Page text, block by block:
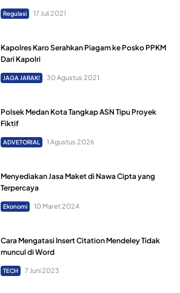
Regulasi 17 Juli 2021
Kapolres Karo Serahkan Piagam ke Posko PPKM
Dari Kapolri
JAGA JARAK! 30 Agustus 2021
Polsek Medan Kota Tangkap ASN Tipu Proyek
Fiktif
ADVETORIAL 1 Agustus 2026
Menyediakan Jasa Maket di Nawa Cipta yang
Terpercaya
Ekonomi 10 Maret 2024
Cara Mengatasi Insert Citation Mendeley Tidak
muncul di Word
TECH 7 Juni 2023